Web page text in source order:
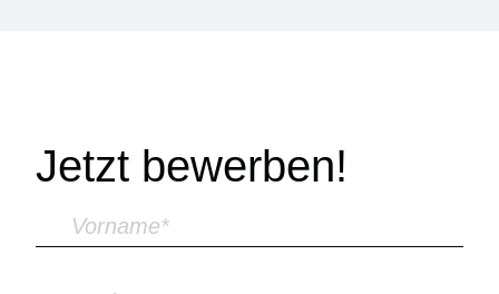
Jetzt bewerben!